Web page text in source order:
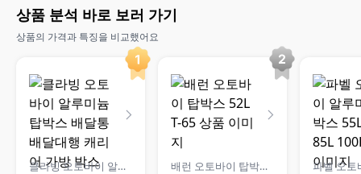
상품 분석 바로 보러 가기
상품의 가격과 특징을 비교했어요
클라빙 오토바이 알루미늄 탑박스 배달통 배달대행 캐리어 가방 박스 28 36 45 55 65 80 100L 배런 오토바이 탑박스 52L T-65